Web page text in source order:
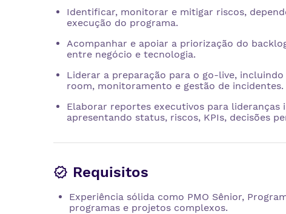
Identificar, monitorar e mitigar riscos,
execução do programa.
Acompanhar e apoiar a priorização do
entre negócio e tecnologia.
Liderar a preparação para o go-live,
room, monitoramento e gestão de incidentes.
Elaborar reportes executivos para
apresentando status, riscos, KPIs, decisões
Requisitos
Experiência sólida como PMO Sênior,
programas e projetos complexos.